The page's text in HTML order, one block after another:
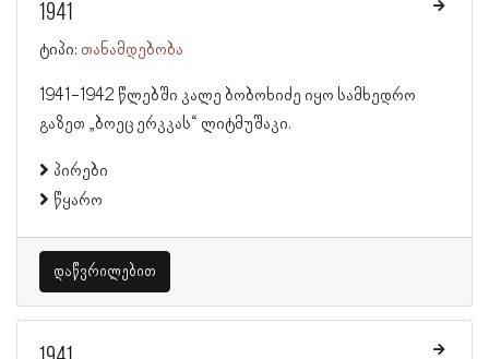
1941
ტიპი: თანამდებობა
1941-1942 წლებში კალე ბობოხიძე იყო სამხედრო
გაზეთ „ბოეც ერკკას“ ლიტმუშაკი.
პირები
წყარო
დაწვრილებით